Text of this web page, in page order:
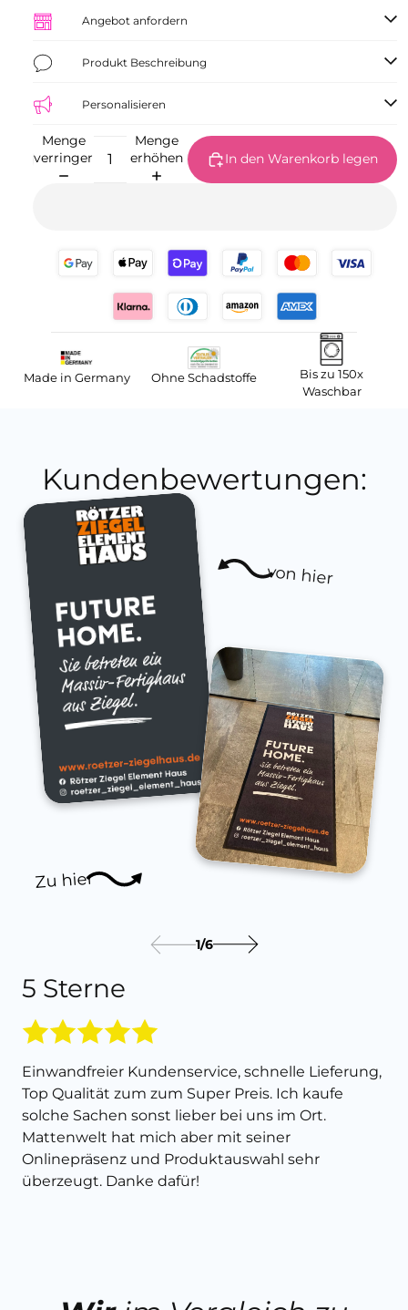
Angebot anfordern
Produkt Beschreibung
Personalisieren
Menge
verringern
Menge
erhöhen
In den Warenkorb legen
Made in Germany Ohne Schadstoffe
Bis zu 150x
Waschbar
Kundenbewertungen:
Zu hier
von hier
5 Sterne
Einwandfreier Kundenservice, schnelle Lieferung,
Top Qualität zum zum Super Preis. Ich kaufe
solche Sachen sonst lieber bei uns im Ort.
Mattenwelt hat mich aber mit seiner
Onlinepräsenz und Produktauswahl sehr
überzeugt. Danke dafür!
1/6